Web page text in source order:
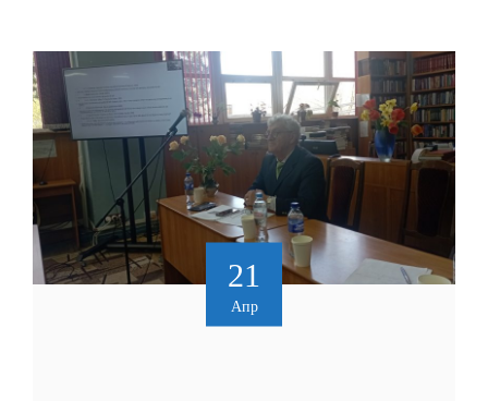
21
Апр